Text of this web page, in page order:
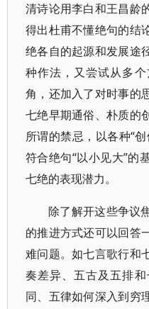
清诗论用李白和王昌龄
得出杜甫不懂绝句的结
绝各自的起源和发展途
种作法，又尝试从多
角，还加入了对时事的
七绝早期通俗、朴质的
所谓的禁忌，以各种“
符合绝句“以小见大”的
七绝的表现潜力。
除了解开这些争议
的推进方式还可以回答
难问题。如七言歌行和
奏差异、五古及五排
同、五律如何深入到穷